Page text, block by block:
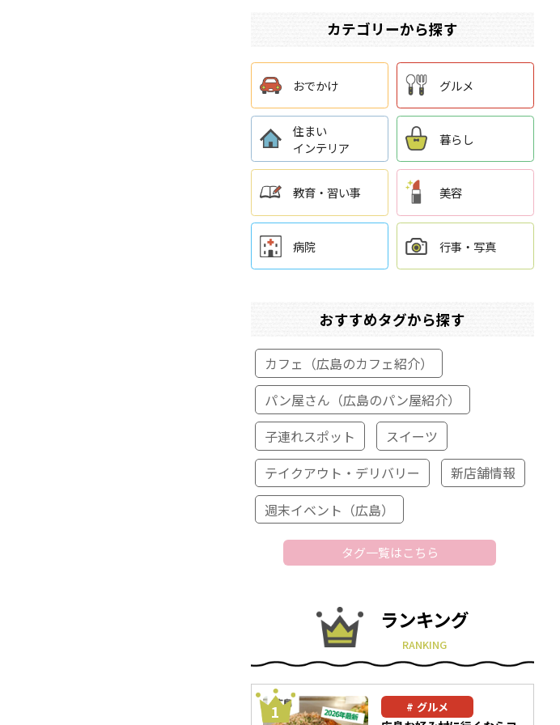
カテゴリーから探す
おでかけ グルメ
住まい
インテリア
暮らし
教育・習い事 美容
病院 行事・写真
おすすめタグから探す
カフェ（広島のカフェ紹介）
パン屋さん（広島のパン屋紹介）
子連れスポット
スイーツ
テイクアウト・デリバリー
新店舗情報
週末イベント（広島）
タグ一覧はこちら
ランキング
RANKING
グルメ